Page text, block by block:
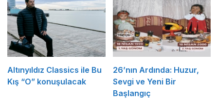
Altınyıldız Classics ile Bu
Kış “O” konuşulacak
26’nın Ardında: Huzur,
Sevgi ve Yeni Bir
Başlangıç